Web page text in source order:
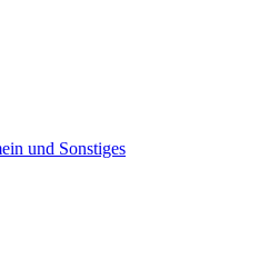
und Sonstiges